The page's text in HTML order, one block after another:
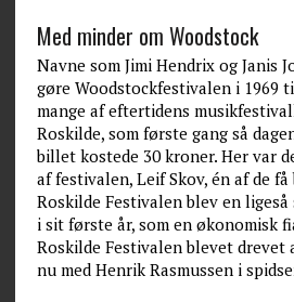
Med minder om Woodstock
Navne som Jimi Hendrix og Janis
gøre Woodstockfestivalen i 1969
mange af eftertidens
Roskilde, som første gang så
billet kostede 30 kroner. Her var
af festivalen, Leif Skov, én af de
Roskilde Festivalen blev en
i sit første år, som en økonomisk
Roskilde Festivalen blevet drevet
nu med Henrik Rasmussen i